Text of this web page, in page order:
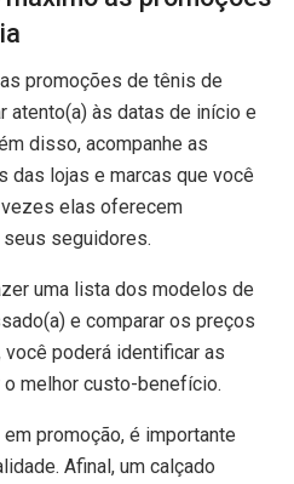
promoções de tênis de
atento(a) às datas de início e
disso, acompanhe as
lojas e marcas que você
elas oferecem
seguidores.
uma lista dos modelos de
e comparar os preços
poderá identificar as
melhor custo-benefício.
promoção, é importante
Afinal, um calçado